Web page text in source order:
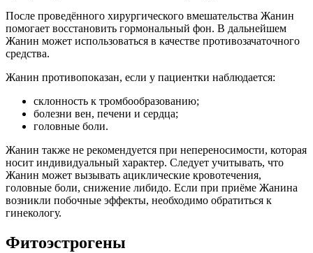
После проведённого хирургического вмешательства Жанин
помогает восстановить гормональный фон. В дальнейшем
Жанин может использоваться в качестве противозачаточного
средства.
Жанин противопоказан, если у пациентки наблюдается:
склонность к тромбообразованию;
болезни вен, печени и сердца;
головные боли.
Жанин также не рекомендуется при непереносимости, которая
носит индивидуальный характер. Следует учитывать, что
Жанин может вызывать ациклические кровотечения,
головные боли, снижение либидо. Если при приёме Жанина
возникли побочные эффекты, необходимо обратиться к
гинекологу.
Фитоэстрогены